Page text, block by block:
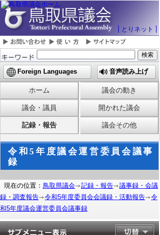
とりネット
Foreign Languages 音声読み上げ
ホーム 議会の動き
議会・議員 開かれた議会
記録・報告 議会その他
令和5年度議会運営委員会議事
録
現在の位置： 鳥取県議会 記録・報告
議事録・会議
録・調査報告
令和5年度委員会会議録・活動報告
令
和5年度議会運営委員会議事録